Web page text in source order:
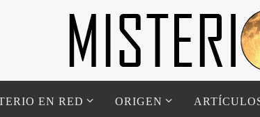
EN RED ORIGEN